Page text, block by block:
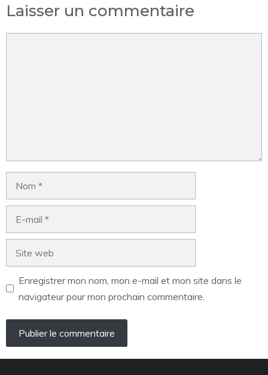
Laisser un commentaire
Enregistrer mon nom, mon e-mail et mon site dans le
navigateur pour mon prochain commentaire.